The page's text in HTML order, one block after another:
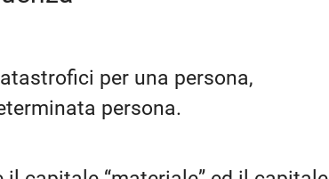
per una persona,
persona.